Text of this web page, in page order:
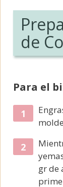
de
Para el
gr de